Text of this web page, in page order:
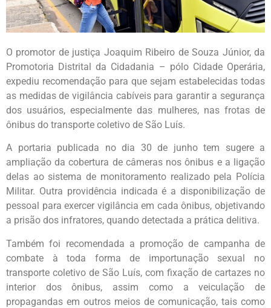
O promotor de justiça Joaquim Ribeiro de Souza Júnior, da
Promotoria Distrital da Cidadania – pólo Cidade Operária,
expediu recomendação para que sejam estabelecidas todas
as medidas de vigilância cabíveis para garantir a segurança
dos usuários, especialmente das mulheres, nas frotas de
ônibus do transporte coletivo de São Luís.
A portaria publicada no dia 30 de junho tem sugere a
ampliação da cobertura de câmeras nos ônibus e a ligação
delas ao sistema de monitoramento realizado pela Polícia
Militar. Outra providência indicada é a disponibilização de
pessoal para exercer vigilância em cada ônibus, objetivando
a prisão dos infratores, quando detectada a prática delitiva.
Também foi recomendada a promoção de campanha de
combate à toda forma de importunação sexual no
transporte coletivo de São Luís, com fixação de cartazes no
interior dos ônibus, assim como a veiculação de
propagandas em outros meios de comunicação, tais como